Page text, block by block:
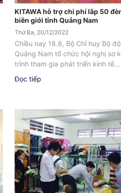
KITAWA hỗ trợ chi phí lắp 50
biên giới tỉnh Quảng Nam
Thứ Ba, 20/12/2022
Chiều nay 18.8, Bộ Chỉ huy Bộ
Quảng Nam tổ chức hội nghị sơ
trình tham gia phát triển kinh tế...
Đọc tiếp